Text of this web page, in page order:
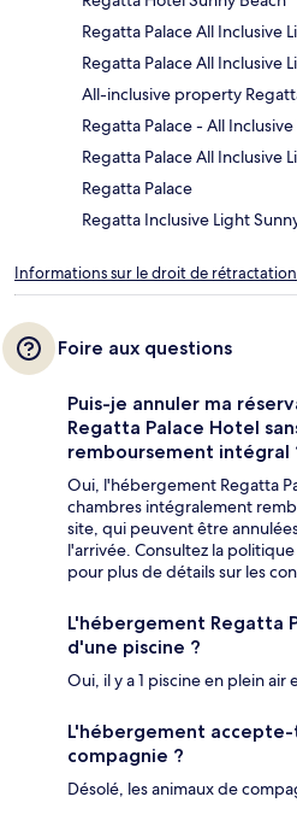
Regatta Palace All Inclusive
Regatta Palace All Inclusive
All-inclusive property
Regatta Palace - All
Regatta Palace All Inclusive
Regatta Palace
Regatta Inclusive Light
Informations sur le droit de rétractation
Foire aux questions
Puis-je annuler ma
Regatta Palace Hotel
remboursement intégral
Oui, l'hébergement Regatta
chambres intégralement
site, qui peuvent être
l'arrivée. Consultez la
pour plus de détails sur les
L'hébergement Regatta
d'une piscine ?
Oui, il y a 1 piscine en plein air
L'hébergement
compagnie ?
Désolé, les animaux de